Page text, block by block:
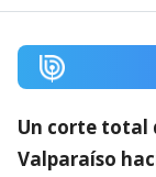
Un corte total
Valparaíso